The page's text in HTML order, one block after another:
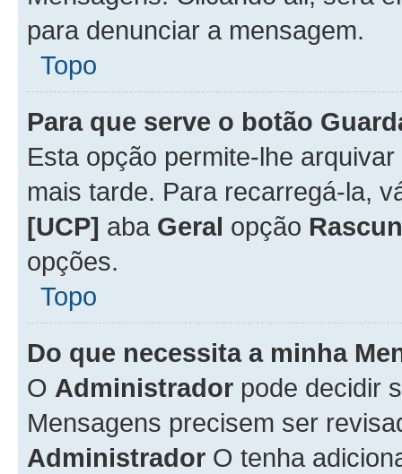
para denunciar a mensagem.
Topo
Para que serve o botão
Esta opção permite-lhe
mais tarde. Para recarregá-la,
[UCP] aba Geral opção
opções.
Topo
Do que necessita a minha
O Administrador pode decidir
Mensagens precisem ser
Administrador O tenha